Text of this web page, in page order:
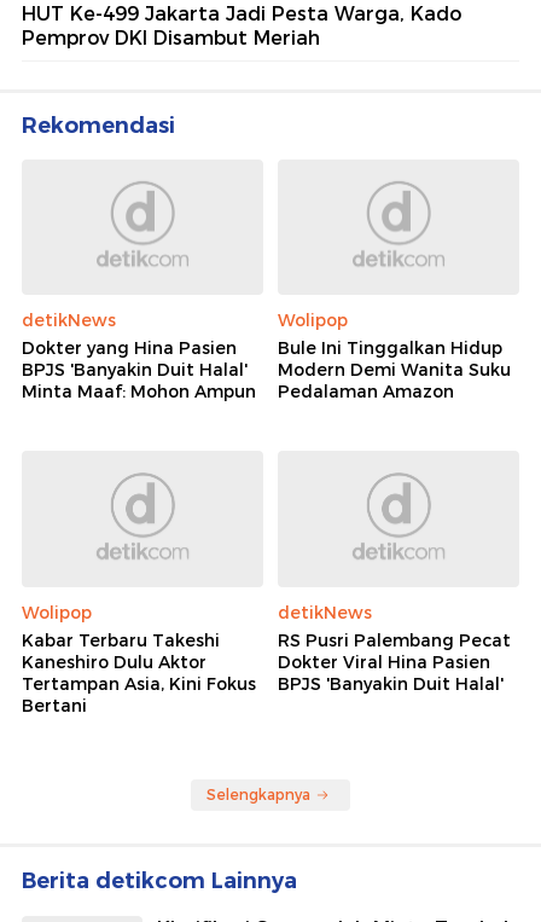
HUT Ke-499 Jakarta Jadi Pesta Warga, Kado
Pemprov DKI Disambut Meriah
Rekomendasi
detikNews
Dokter yang Hina Pasien
BPJS 'Banyakin Duit Halal'
Minta Maaf: Mohon Ampun
Wolipop
Bule Ini Tinggalkan Hidup
Modern Demi Wanita Suku
Pedalaman Amazon
Wolipop
Kabar Terbaru Takeshi
Kaneshiro Dulu Aktor
Tertampan Asia, Kini Fokus
Bertani
detikNews
RS Pusri Palembang Pecat
Dokter Viral Hina Pasien
BPJS 'Banyakin Duit Halal'
Selengkapnya
Berita detikcom Lainnya